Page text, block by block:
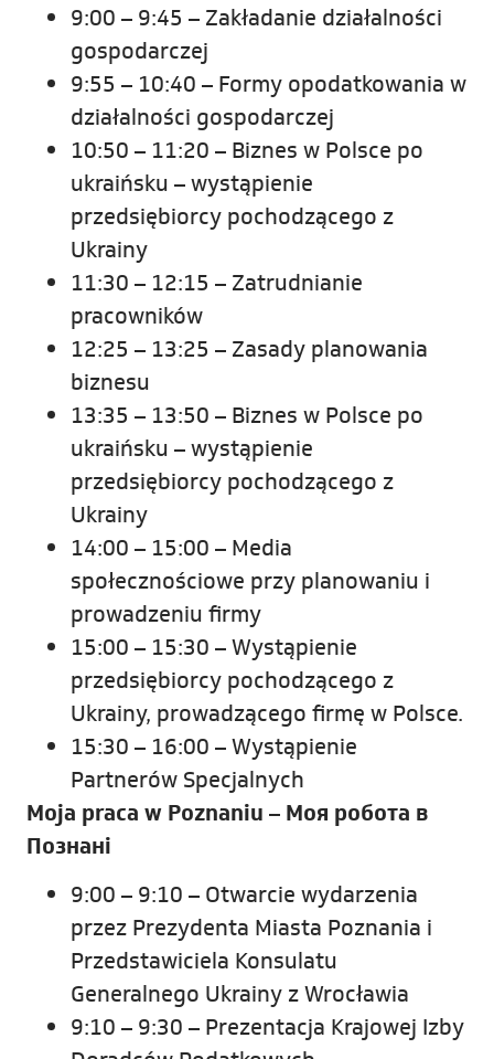
9:00 – 9:45 – Zakładanie działalności
gospodarczej
9:55 – 10:40 – Formy opodatkowania w
działalności gospodarczej
10:50 – 11:20 – Biznes w Polsce po
ukraińsku – wystąpienie
przedsiębiorcy pochodzącego z
Ukrainy
11:30 – 12:15 – Zatrudnianie
pracowników
12:25 – 13:25 – Zasady planowania
biznesu
13:35 – 13:50 – Biznes w Polsce po
ukraińsku – wystąpienie
przedsiębiorcy pochodzącego z
Ukrainy
14:00 – 15:00 – Media
społecznościowe przy planowaniu i
prowadzeniu firmy
15:00 – 15:30 – Wystąpienie
przedsiębiorcy pochodzącego z
Ukrainy, prowadzącego firmę w Polsce.
15:30 – 16:00 – Wystąpienie
Partnerów Specjalnych
Moja praca w Poznaniu – Моя робота в
Познані
9:00 – 9:10 – Otwarcie wydarzenia
przez Prezydenta Miasta Poznania i
Przedstawiciela Konsulatu
Generalnego Ukrainy z Wrocławia
9:10 – 9:30 – Prezentacja Krajowej Izby